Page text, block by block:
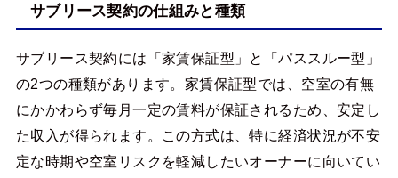
サブリース契約の仕組みと種類
サブリース契約には「家賃保証型」と「パススルー型」
の2つの種類があります。家賃保証型では、空室の有無
にかかわらず毎月一定の賃料が保証されるため、安定し
た収入が得られます。この方式は、特に経済状況が不安
定な時期や空室リスクを軽減したいオーナーに向いてい